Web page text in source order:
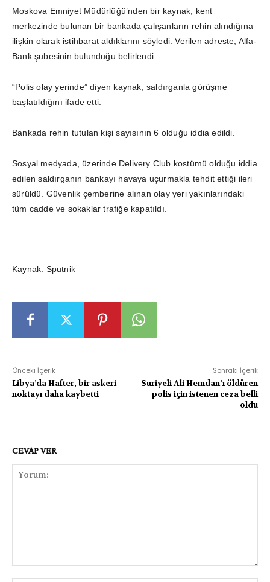
Moskova Emniyet Müdürlüğü’nden bir kaynak, kent
merkezinde bulunan bir bankada çalışanların rehin alındığına
ilişkin olarak istihbarat aldıklarını söyledi. Verilen adreste, Alfa-
Bank şubesinin bulunduğu belirlendi.
“Polis olay yerinde” diyen kaynak, saldırganla görüşme
başlatıldığını ifade etti.
Bankada rehin tutulan kişi sayısının 6 olduğu iddia edildi.
Sosyal medyada, üzerinde Delivery Club kostümü olduğu iddia
edilen saldırganın bankayı havaya uçurmakla tehdit ettiği ileri
sürüldü. Güvenlik çemberine alınan olay yeri yakınlarındaki
tüm cadde ve sokaklar trafiğe kapatıldı.
Kaynak: Sputnik
Önceki İçerik
Libya’da Hafter, bir askeri
noktayı daha kaybetti
Sonraki İçerik
Suriyeli Ali Hemdan’ı öldüren
polis için istenen ceza belli
oldu
CEVAP VER